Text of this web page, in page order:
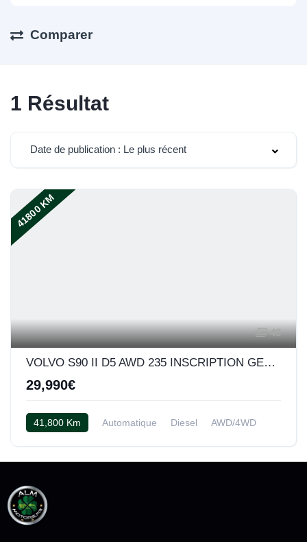
Comparer
1 Résultat
Date de publication : Le plus récent
41800 KM
46
VOLVO S90 II D5 AWD 235 INSCRIPTION GEARTRONIC 8
29,990€
41,800 Km Automatique Diesel
AWD/4WD